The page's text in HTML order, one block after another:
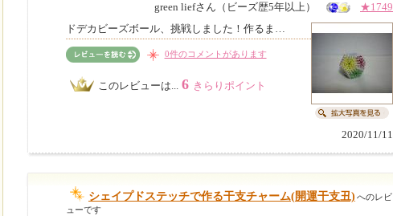
green liefさん（ビーズ歴5年以上）
★1749
ドデカビーズボール、挑戦しました！作るま…
0件のコメントがあります
このレビューは... 6 きらりポイント
2020/11/11
シェイプドステッチで作る干支チャーム(開運干支丑) へのレビ
ューです